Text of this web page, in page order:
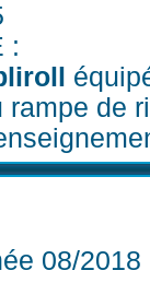
:
rampe de
08/2018